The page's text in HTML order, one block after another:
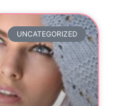
UNCATEGORIZED